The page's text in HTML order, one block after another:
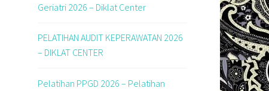
Geriatri 2026 – Diklat Center
PELATIHAN AUDIT KEPERAWATAN 2026
– DIKLAT CENTER
Pelatihan PPGD 2026 – Pelatihan